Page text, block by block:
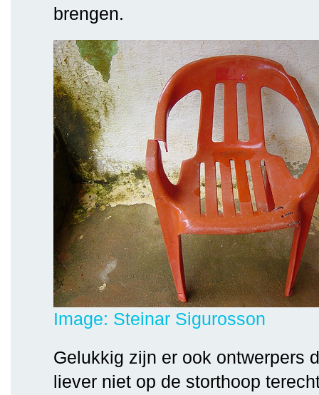
brengen.
Image: Steinar Sigurosson
Gelukkig zijn er ook ontwerpers
liever niet op de storthoop